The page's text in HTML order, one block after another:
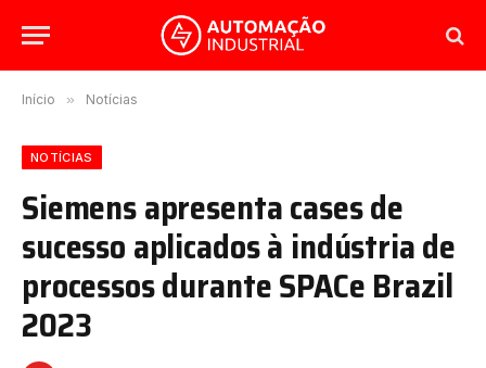
Início » Notícias
NOTÍCIAS
Siemens apresenta cases de
sucesso aplicados à indústria de
processos durante SPACe Brazil
2023